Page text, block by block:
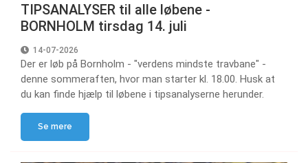
TIPSANALYSER til alle løbene -
BORNHOLM tirsdag 14. juli
14-07-2026
Der er løb på Bornholm - "verdens mindste travbane" -
denne sommeraften, hvor man starter kl. 18.00. Husk at
du kan finde hjælp til løbene i tipsanalyserne herunder.
Se mere